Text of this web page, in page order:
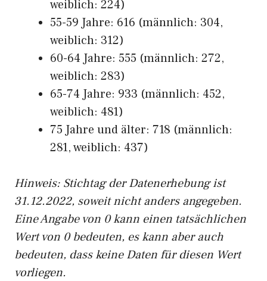
weiblich: 224)
55-59 Jahre: 616 (männlich: 304,
weiblich: 312)
60-64 Jahre: 555 (männlich: 272,
weiblich: 283)
65-74 Jahre: 933 (männlich: 452,
weiblich: 481)
75 Jahre und älter: 718 (männlich:
281, weiblich: 437)
Hinweis: Stichtag der Datenerhebung ist
31.12.2022, soweit nicht anders angegeben.
Eine Angabe von 0 kann einen tatsächlichen
Wert von 0 bedeuten, es kann aber auch
bedeuten, dass keine Daten für diesen Wert
vorliegen.